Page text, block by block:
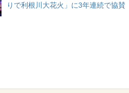
りで利根川大花火」に3年連続で協賛